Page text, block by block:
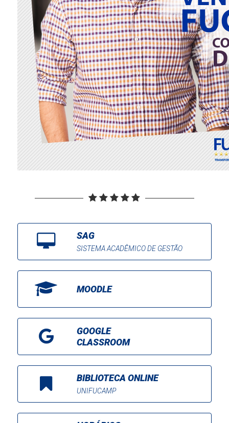
SAG
SISTEMA ACADÊMICO DE GESTÃO
MOODLE
GOOGLE
CLASSROOM
BIBLIOTECA ONLINE
UNIFUCAMP